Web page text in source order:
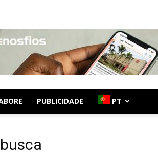
PUBLICIDADE PT